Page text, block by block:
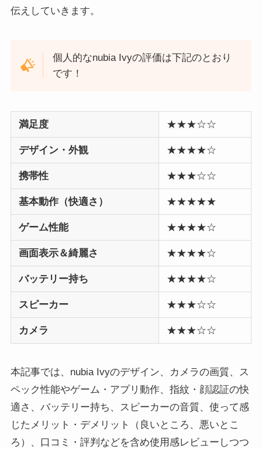
伝えしていきます。
個人的なnubia Ivyの評価は下記のとおり
です！
満足度 ★★★☆☆
デザイン・外観 ★★★★☆
携帯性 ★★★☆☆
基本動作（快適さ） ★★★★★
ゲーム性能 ★★★★☆
画面表示＆綺麗さ ★★★★☆
バッテリー持ち ★★★★☆
スピーカー ★★★☆☆
カメラ ★★★☆☆
本記事では、nubia Ivyのデザイン、カメラの画質、ス
ペック性能やゲーム・アプリ動作、指紋・顔認証の快
適さ、バッテリー持ち、スピーカーの音質、使って感
じたメリット・デメリット（良いところ、悪いとこ
ろ）、口コミ・評判などを含め使用感レビューしつつ